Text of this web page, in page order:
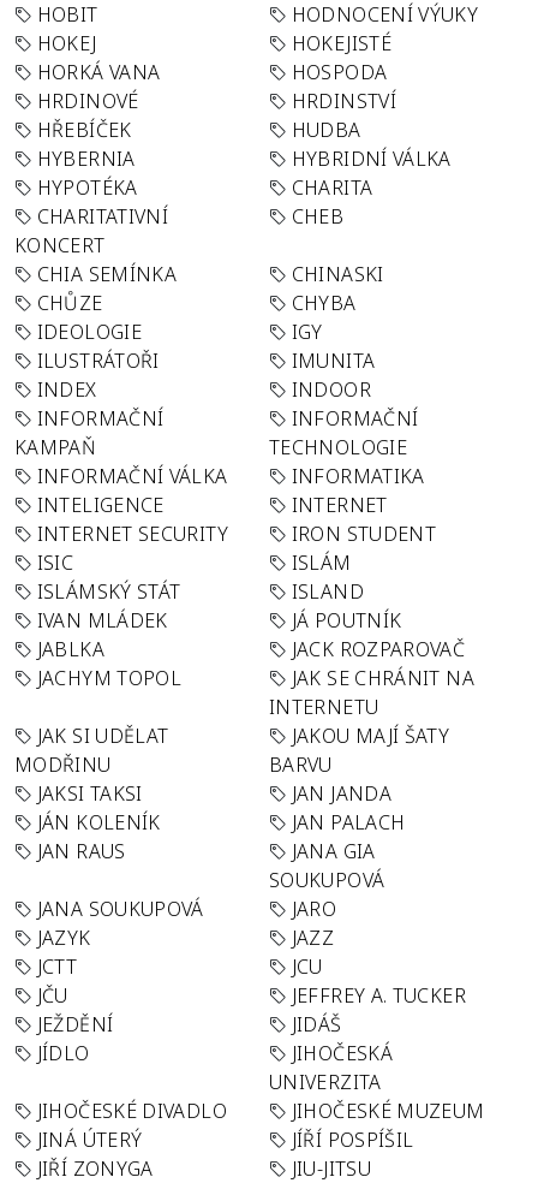
HOBIT
HODNOCENÍ VÝUKY
HOKEJ
HOKEJISTÉ
HORKÁ VANA
HOSPODA
HRDINOVÉ
HRDINSTVÍ
HŘEBÍČEK
HUDBA
HYBERNIA
HYBRIDNÍ VÁLKA
HYPOTÉKA
CHARITA
CHARITATIVNÍ
KONCERT
CHEB
CHIA SEMÍNKA
CHINASKI
CHŮZE
CHYBA
IDEOLOGIE
IGY
ILUSTRÁTOŘI
IMUNITA
INDEX
INDOOR
INFORMAČNÍ
KAMPAŇ
INFORMAČNÍ
TECHNOLOGIE
INFORMAČNÍ VÁLKA
INFORMATIKA
INTELIGENCE
INTERNET
INTERNET SECURITY
IRON STUDENT
ISIC
ISLÁM
ISLÁMSKÝ STÁT
ISLAND
IVAN MLÁDEK
JÁ POUTNÍK
JABLKA
JACK ROZPAROVAČ
JACHYM TOPOL
JAK SE CHRÁNIT NA
INTERNETU
JAK SI UDĚLAT
MODŘINU
JAKOU MAJÍ ŠATY
BARVU
JAKSI TAKSI
JAN JANDA
JÁN KOLENÍK
JAN PALACH
JAN RAUS
JANA GIA
SOUKUPOVÁ
JANA SOUKUPOVÁ
JARO
JAZYK
JAZZ
JCTT
JCU
JČU
JEFFREY A. TUCKER
JEŽDĚNÍ
JIDÁŠ
JÍDLO
JIHOČESKÁ
UNIVERZITA
JIHOČESKÉ DIVADLO
JIHOČESKÉ MUZEUM
JINÁ ÚTERÝ
JÍŘÍ POSPÍŠIL
JIŘÍ ZONYGA
JIU-JITSU